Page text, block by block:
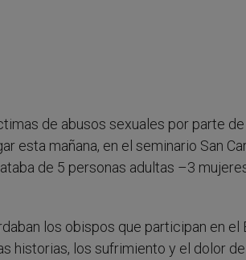
de abusos sexuales por parte
esta mañana, en el seminario San
de 5 personas adultas –3
los obispos que participan en el
historias, los sufrimiento y el dolor